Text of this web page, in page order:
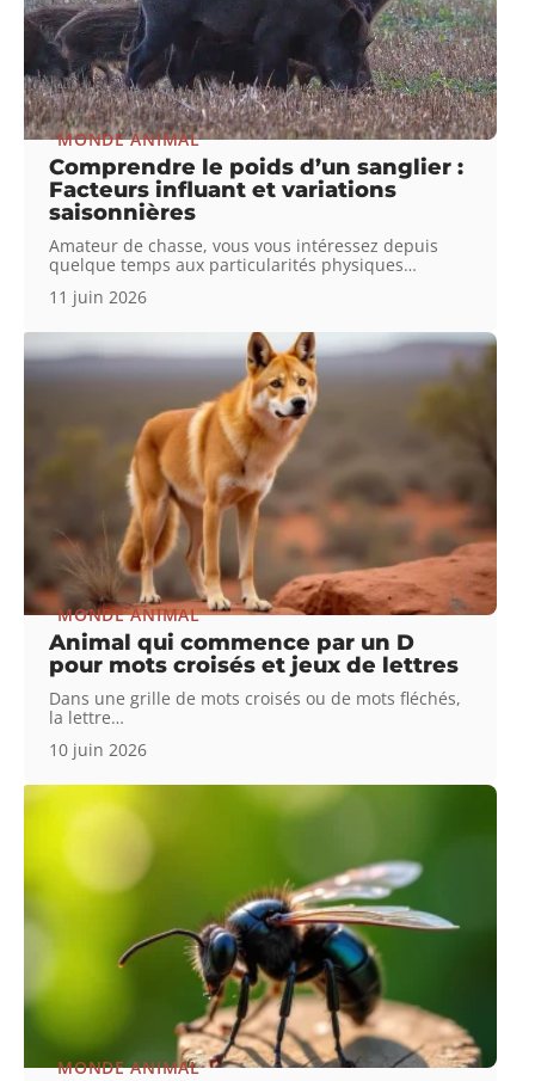
MONDE ANIMAL
Comprendre le poids d’un sanglier :
Facteurs influant et variations
saisonnières
Amateur de chasse, vous vous intéressez depuis
quelque temps aux particularités physiques…
11 juin 2026
MONDE ANIMAL
Animal qui commence par un D
pour mots croisés et jeux de lettres
Dans une grille de mots croisés ou de mots fléchés,
la lettre…
10 juin 2026
MONDE ANIMAL